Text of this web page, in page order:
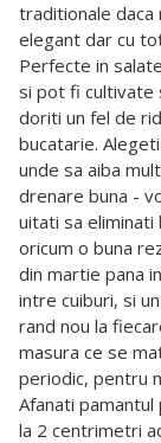
traditionale daca
elegant dar cu
Perfecte in
si pot fi cultivate
doriti un fel de
bucatarie.
unde sa aiba
drenare buna -
uitati sa eliminati
oricum o buna
din martie pana
intre cuiburi, si
rand nou la
masura ce se
periodic, pentru
Afanati
la 2 centrimetri